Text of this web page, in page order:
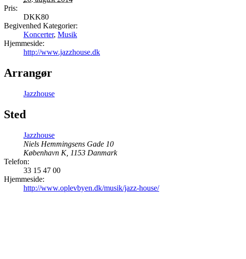
Pris:
DKK80
Begivenhed Kategorier:
Koncerter, Musik
Hjemmeside:
http://www.jazzhouse.dk
Arrangør
Jazzhouse
Sted
Jazzhouse
Niels Hemmingsens Gade 10
København K, 1153 Danmark
Telefon:
33 15 47 00
Hjemmeside:
http://www.oplevbyen.dk/musik/jazz-house/